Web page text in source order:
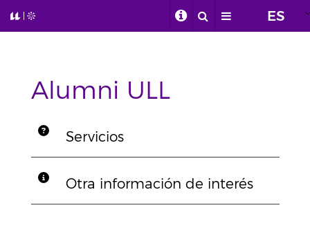
ES
Alumni ULL
Servicios
Otra información de interés